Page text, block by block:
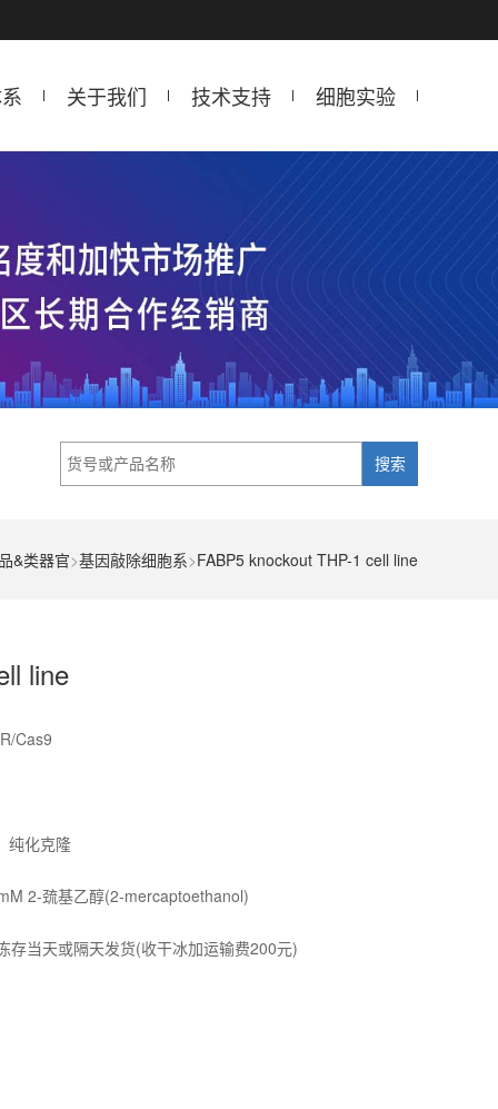
关于我们 技术支持 细胞实验
搜索
&类器官>基因敲除细胞系>FABP5 knockout THP-1 cell line
line
Cas9
纯化克隆
2-巯基乙醇(2-mercaptoethanol)
存当天或隔天发货(收干冰加运输费200元)